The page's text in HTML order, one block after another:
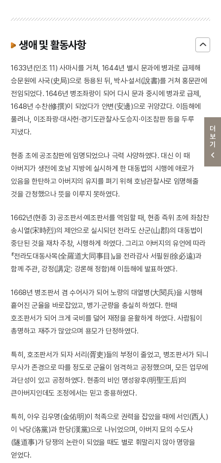
더보기
생애 및 활동사항
1633년(인조 11) 사마시를 거쳐, 1644년 별시 문과에 병과로 급제해
승문원에 사국(史局)으로 등용된 뒤, 박사·설서(說書)를 거쳐 홍문관에
전임되었다. 1646년 병조좌랑이 되어 다시 문과 중시에 병과로 급제,
1648년 수찬(修撰)이 되었다가 안변(安邊)으로 귀양갔다. 이듬해에
풀려나, 이조좌랑·대사헌·경기도관찰사·도승지·이조참판 등을 두루
지냈다.
현종 초에 공조참판에 임명되었으나 극력 사양하였다. 대신 이 때
아버지가 생전에 호남 지방에 실시하게 한 대동법의 시행에 애로가
있음을 한탄하고 아버지의 유지를 펴기 위해 호남관찰사로 임명해줄
것을 간청했으나 뜻을 이루지 못하였다.
1662년(현종 3) 공조판서·예조판서를 역임할 때, 현종 즉위 초에 좌참찬
송시열(宋時烈)의 제안으로 실시되던 전라도 산군(山郡)의 대동법이
중단된 것을 재차 주창, 시행하게 하였다. 그리고 아버지의 유언에 따라
『전라도대동사목(全羅道大同事目)』을 전라감사 서필원(徐必遠)과
함께 주관, 강정(講定: 강론해 정함)해 이듬해에 발표하였다.
1668년 병조판서 겸 수어사가 되어 노량의 대열병(大閱兵)을 시행해
흩어진 군율을 바로잡았고, 병기·군량을 충실히 하였다. 한때
호조판서가 되어 크게 국비를 덜어 재정을 윤활하게 하였다. 사람됨이
총명하고 재주가 많았으며 용모가 단정하였다.
특히, 호조판서가 되자 서리(胥吏)들의 부정이 줄었고, 병조판서가 되니
무사가 존경으로 따를 정도로 군율이 엄격하고 공정했으며, 모든 업무에
과단성이 있고 공정하였다. 현종의 비인 명성왕후(明聖王后)의
큰아버지인데도 조정에서는 믿고 중용하였다.
특히, 아우 김우명(金佑明)이 척족으로 권력을 잡았을 때에 서인(西人)
이 낙당(洛黨)과 한당(漢黨)으로 나뉘었으며, 아버지 묘의 수도사
(隧道事)가 당쟁의 논란이 되었을 때도 별로 휘말리지 않아 명망을
얻었다.